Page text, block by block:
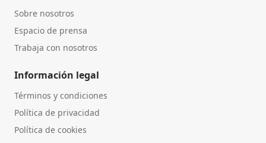
Sobre nosotros
Espacio de prensa
Trabaja con nosotros
Información legal
Términos y condiciones
Política de privacidad
Política de cookies